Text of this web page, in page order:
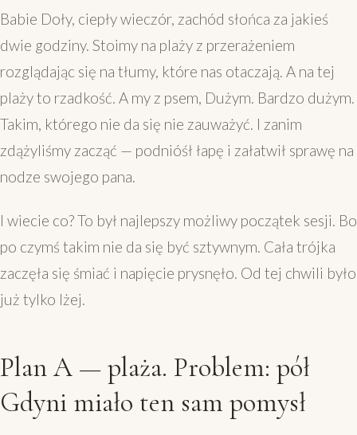
Babie Doły, ciepły wieczór, zachód słońca za jakieś
dwie godziny. Stoimy na plaży z przerażeniem
rozglądając się na tłumy, które nas otaczają. A na tej
plaży to rzadkość. A my z psem, Dużym. Bardzo dużym.
Takim, którego nie da się nie zauważyć. I zanim
zdążyliśmy zacząć — podnióś­ł łapę i załatwił sprawę na
nodze swojego pana.
I wiecie co? To był najlepszy możliwy początek sesji. Bo
po czymś takim nie da się być sztywnym. Cała trójka
zaczęła się śmiać i napięcie prysnęło. Od tej chwili było
już tylko lżej.
Plan A — plaża. Problem: pół
Gdyni miało ten sam pomysł